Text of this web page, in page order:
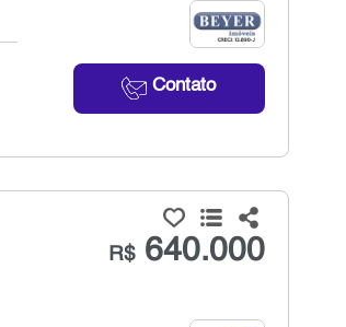
Contato
R$640.000